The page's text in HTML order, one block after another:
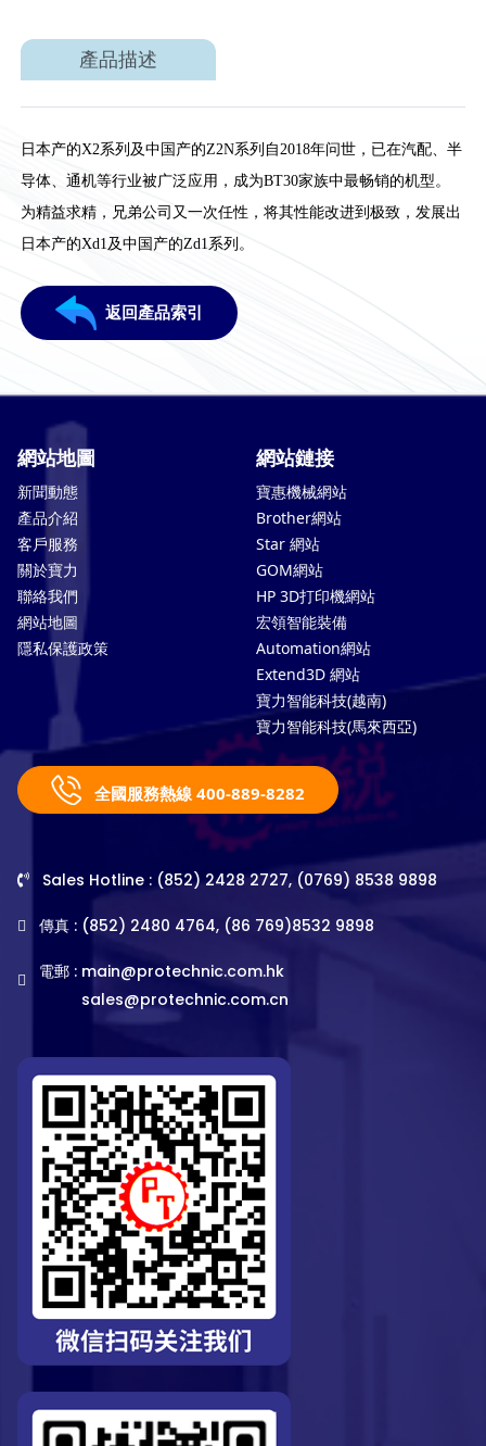
產品描述
日本产的X2系列及中国产的Z2N系列自2018年问世，已在汽配、半
导体、通机等行业被广泛应用，成为BT30家族中最畅销的机型。
为精益求精，兄弟公司又一次任性，将其性能改进到极致，发展出
日本产的Xd1及中国产的Zd1系列。
返回產品索引
網站地圖
新聞動態
產品介紹
客戶服務
關於寶力
聯絡我們
網站地圖
隱私保護政策
網站鏈接
寶惠機械網站
Brother網站
Star 網站
GOM網站
HP 3D打印機網站
宏領智能裝備
Automation網站
Extend3D 網站
寶力智能科技(越南)
寶力智能科技(馬來西亞)
全國服務熱線 400-889-8282
Sales Hotline : (852) 2428 2727, (0769) 8538 9898
傳真 : (852) 2480 4764, (86 769)8532 9898
電郵 : main@protechnic.com.hk
sales@protechnic.com.cn